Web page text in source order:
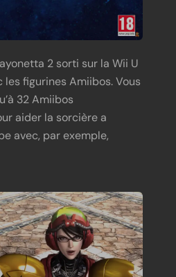
2 sorti sur la Wii U
figurines Amiibos. Vous
32 Amiibos
aider la sorcière a
avec, par exemple,